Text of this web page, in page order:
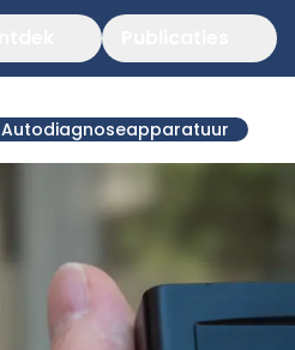
Autodiagnoseapparatuur